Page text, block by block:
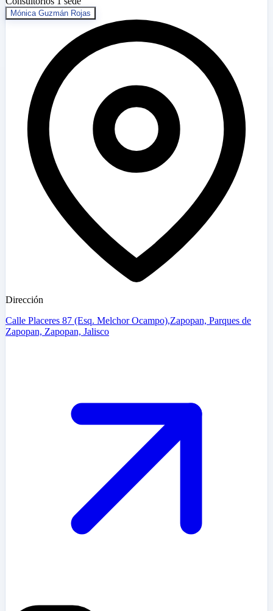
Mónica Guzmán Rojas
Dirección
Calle Placeres 87 (Esq. Melchor Ocampo),Zapopan, Parques de
Zapopan, Zapopan, Jalisco